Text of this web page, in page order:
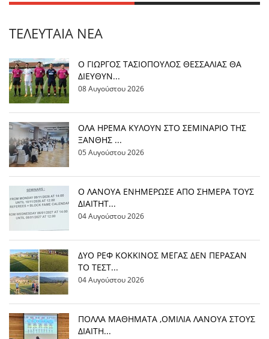
ΤΕΛΕΥΤΑΊΑ ΝΈΑ
Ο ΓΙΩΡΓΟΣ ΤΑΣΙΟΠΟΥΛΟΣ ΘΕΣΣΑΛΙΑΣ ΘΑ
ΔΙΕΥΘΥΝ...
08 Αυγούστου 2026
OΛΑ ΗΡΕΜΑ ΚΥΛΟΥΝ ΣΤΟ ΣΕΜΙΝΑΡΙΟ ΤΗΣ
ΞΑΝΘΗΣ ...
05 Αυγούστου 2026
Ο ΛΑΝΟΥΑ ΕΝΗΜΕΡΩΣΕ ΑΠΟ ΣΗΜΕΡΑ ΤΟΥΣ
ΔΙΑΙΤΗΤ...
04 Αυγούστου 2026
ΔΥΟ ΡΕΦ ΚΟΚΚΙΝΟΣ ΜΕΓΑΣ ΔΕΝ ΠΕΡΑΣΑΝ
ΤΟ ΤΕΣΤ...
04 Αυγούστου 2026
ΠΟΛΛΑ ΜΑΘΗΜΑΤΑ ,ΟΜΙΛΙΑ ΛΑΝΟΥΑ ΣΤΟΥΣ
ΔΙΑΙΤΗ...